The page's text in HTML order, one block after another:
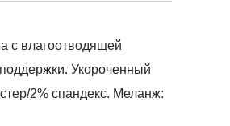
с влагоотводящей
Укороченный
2% спандекс. Меланж: